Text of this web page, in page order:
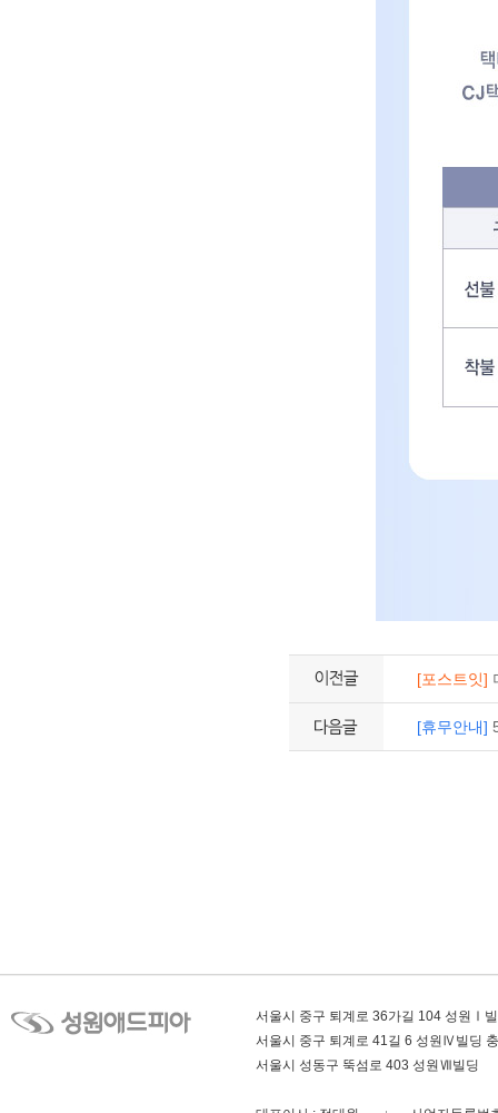
[포스트잇]
[휴무안내]
서울시 중구 퇴계로 36가길 104 성원Ⅰ
서울시 중구 퇴계로 41길 6 성원Ⅳ빌딩
서울시 성동구 뚝섬로 403 성원Ⅶ빌딩